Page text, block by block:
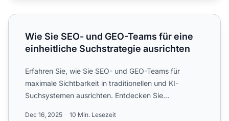
Wie Sie SEO- und GEO-Teams für eine einheitliche
Wie Sie SEO- und GEO-Teams für eine
einheitliche Suchstrategie ausrichten
Erfahren Sie, wie Sie SEO- und GEO-Teams für
maximale Sichtbarkeit in traditionellen und KI-
Suchsystemen ausrichten. Entdecken Sie
Dec 16, 2025 10 Min. Lesezeit